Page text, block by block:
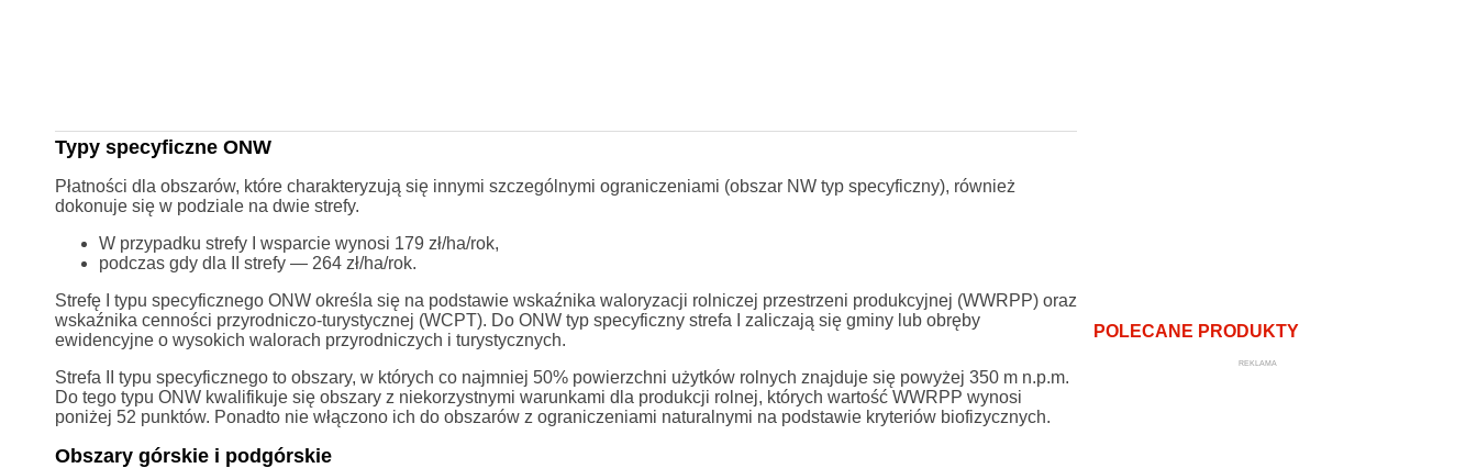
Typy specyficzne ONW
Płatności dla obszarów, które charakteryzują się innymi szczególnymi ograniczeniami (obszar NW typ specyficzny), również
dokonuje się w podziale na dwie strefy.
W przypadku strefy I wsparcie wynosi 179 zł/ha/rok,
podczas gdy dla II strefy — 264 zł/ha/rok.
Strefę I typu specyficznego ONW określa się na podstawie wskaźnika waloryzacji rolniczej przestrzeni produkcyjnej (WWRPP) oraz
wskaźnika cenności przyrodniczo-turystycznej (WCPT). Do ONW typ specyficzny strefa I zaliczają się gminy lub obręby
ewidencyjne o wysokich walorach przyrodniczych i turystycznych.
Strefa II typu specyficznego to obszary, w których co najmniej 50% powierzchni użytków rolnych znajduje się powyżej 350 m n.p.m.
Do tego typu ONW kwalifikuje się obszary z niekorzystnymi warunkami dla produkcji rolnej, których wartość WWRPP wynosi
poniżej 52 punktów. Ponadto nie włączono ich do obszarów z ograniczeniami naturalnymi na podstawie kryteriów biofizycznych.
Obszary górskie i podgórskie
POLECANE PRODUKTY
REKLAMA